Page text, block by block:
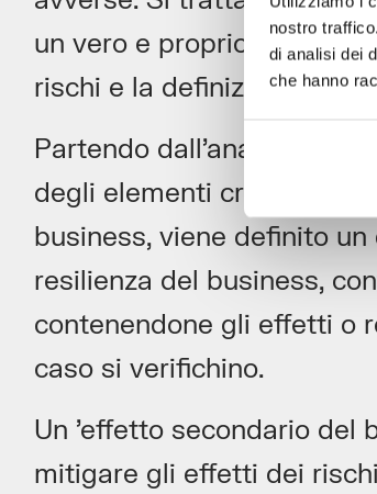
nostro
di analisi dei
che hanno
un vero e proprio
rischi e la definizione degli
Partendo dall’analisi dei
degli elementi critici
business, viene definito un
resilienza del business,
contenendone gli effetti o
caso si verifichino.
Un ’effetto secondario
mitigare gli effetti dei